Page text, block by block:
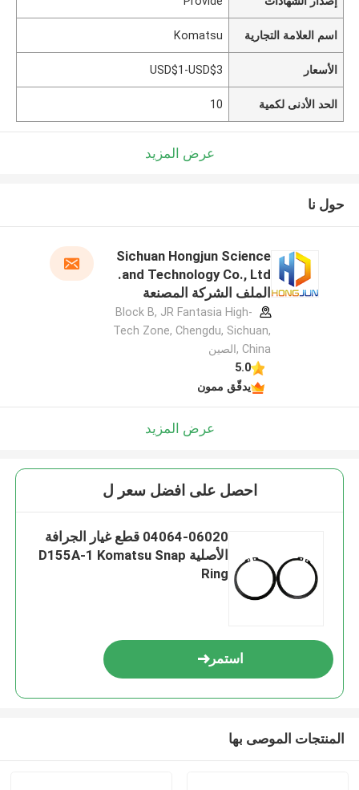
اسم العلامة التجارية Komatsu
الأسعار USD$1-USD$3
الحد الأدنى لكمية 10
عرض المزيد
حول نا
Sichuan Hongjun Science
and Technology Co., Ltd.
الملف الشركة المصنعة
Block B, JR Fantasia High-
Tech Zone, Chengdu, Sichuan,
China ,الصين
5.0
يدقّق ممون
عرض المزيد
احصل على افضل سعر ل
04064-06020 قطع غيار الجرافة
الأصلية D155A-1 Komatsu Snap
Ring
استمر
المنتجات الموصى بها